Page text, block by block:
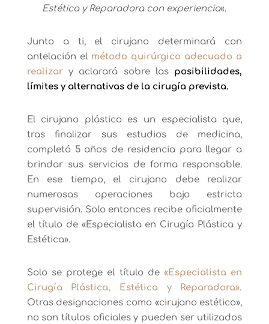
Estética y Reparadora con experiencia«.
Junto a ti, el cirujano determinará con
antelación el método quirúrgico adecuado a
realizary aclarará sobre las posibilidades,
límites y alternativas de la cirugía prevista.
El cirujano plástico es un especialista que,
tras finalizar sus estudios de medicina,
completó 5 años de residencia para llegar a
brindar sus servicios de forma responsable.
En ese tiempo, el cirujano debe realizar
numerosas operaciones bajo estricta
supervisión. Solo entonces recibe oficialmente
el título de «Especialista en Cirugía Plástica y
Estética».
Solo se protege el título de «Especialista en
Cirugía Plástica, Estética y Reparadora».
Otras designaciones como «cirujano estético»,
no son títulos oficiales y pueden ser utilizados